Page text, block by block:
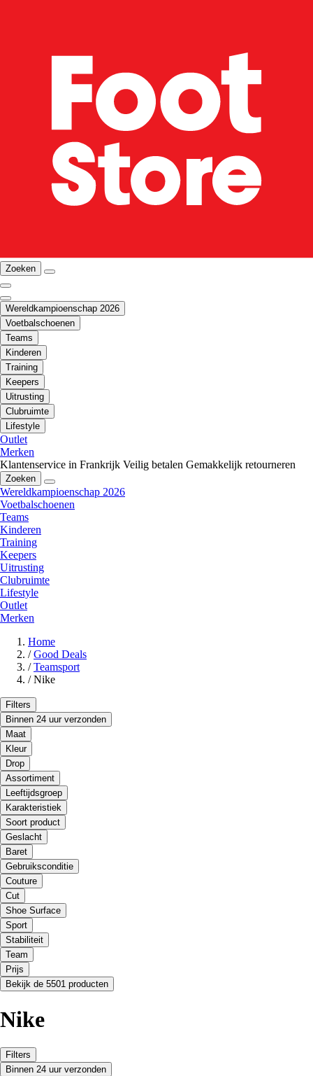
Zoeken
Wereldkampioenschap 2026
Voetbalschoenen
Teams
Kinderen
Training
Keepers
Uitrusting
Clubruimte
Lifestyle
Outlet
Merken
Klantenservice in Frankrijk Veilig betalen Gemakkelijk retourneren
Zoeken
Wereldkampioenschap 2026
Voetbalschoenen
Teams
Kinderen
Training
Keepers
Uitrusting
Clubruimte
Lifestyle
Outlet
Merken
Home
/ Good Deals
/ Teamsport
/ Nike
Filters
Binnen 24 uur verzonden
Maat
Kleur
Drop
Assortiment
Leeftijdsgroep
Karakteristiek
Soort product
Geslacht
Baret
Gebruiksconditie
Couture
Cut
Shoe Surface
Sport
Stabiliteit
Team
Prijs
Bekijk de 5501 producten
Nike
Filters
Binnen 24 uur verzonden